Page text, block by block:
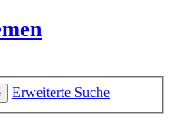
Erweiterte Suche